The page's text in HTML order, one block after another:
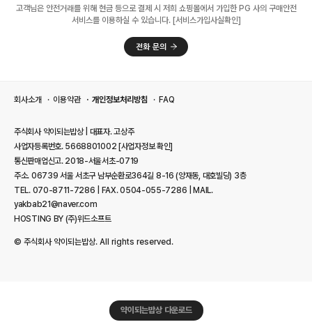
고객님은 안전거래를 위해 현금 등으로 결제 시 저희 쇼핑몰에서 가입한 PG 사의 구매안전
서비스를 이용하실 수 있습니다. [서비스가입사실확인]
회사소개 이용약관 개인정보처리방침 FAQ
주식회사 약이되는밥상 | 대표자. 고상주
사업자등록번호. 5668801002 [사업자정보 확인]
통신판매업신고. 2018-서울서초-0719
주소. 06739 서울 서초구 남부순환로364길 8-16 (양재동, 대호빌딩) 3층
TEL. 070-8711-7286 | FAX. 0504-055-7286 | MAIL.
yakbab21@naver.com
HOSTING BY (주)위드소프트
© 주식회사 약이되는밥상. All rights reserved.
약이되는밥상 다운로드